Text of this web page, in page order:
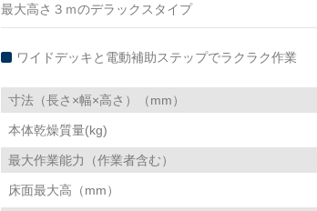
最大高さ３ｍのデラックスタイプ
ワイドデッキと電動補助ステップでラクラク作業
寸法（長さ×幅×高さ）（mm）
本体乾燥質量(kg)
最大作業能力（作業者含む）
床面最大高（mm）